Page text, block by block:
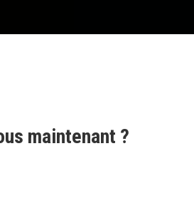
maintenant ?